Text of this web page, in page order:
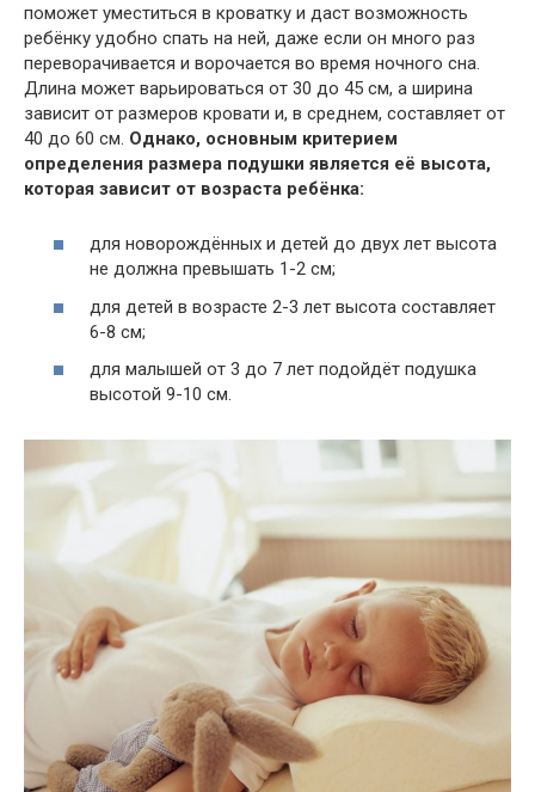
поможет уместиться в кроватку и даст возможность
ребёнку удобно спать на ней, даже если он много раз
переворачивается и ворочается во время ночного сна.
Длина может варьироваться от 30 до 45 см, а ширина
зависит от размеров кровати и, в среднем, составляет от
40 до 60 см. Однако, основным критерием
определения размера подушки является её высота,
которая зависит от возраста ребёнка:
для новорождённых и детей до двух лет высота
не должна превышать 1-2 см;
для детей в возрасте 2-3 лет высота составляет
6-8 см;
для малышей от 3 до 7 лет подойдёт подушка
высотой 9-10 см.